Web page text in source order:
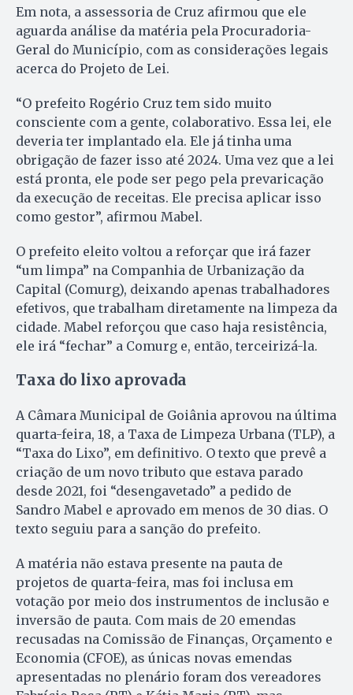
Em nota, a assessoria de Cruz afirmou que ele
aguarda análise da matéria pela Procuradoria-
Geral do Município, com as considerações legais
acerca do Projeto de Lei.
“O prefeito Rogério Cruz tem sido muito
consciente com a gente, colaborativo. Essa lei, ele
deveria ter implantado ela. Ele já tinha uma
obrigação de fazer isso até 2024. Uma vez que a lei
está pronta, ele pode ser pego pela prevaricação
da execução de receitas. Ele precisa aplicar isso
como gestor”, afirmou Mabel.
O prefeito eleito voltou a reforçar que irá fazer
“um limpa” na Companhia de Urbanização da
Capital (Comurg), deixando apenas trabalhadores
efetivos, que trabalham diretamente na limpeza da
cidade. Mabel reforçou que caso haja resistência,
ele irá “fechar” a Comurg e, então, terceirizá-la.
Taxa do lixo aprovada
A Câmara Municipal de Goiânia aprovou na última
quarta-feira, 18, a Taxa de Limpeza Urbana (TLP), a
“Taxa do Lixo”, em definitivo. O texto que prevê a
criação de um novo tributo que estava parado
desde 2021, foi “desengavetado” a pedido de
Sandro Mabel e aprovado em menos de 30 dias. O
texto seguiu para a sanção do prefeito.
A matéria não estava presente na pauta de
projetos de quarta-feira, mas foi inclusa em
votação por meio dos instrumentos de inclusão e
inversão de pauta. Com mais de 20 emendas
recusadas na Comissão de Finanças, Orçamento e
Economia (CFOE), as únicas novas emendas
apresentadas no plenário foram dos vereadores